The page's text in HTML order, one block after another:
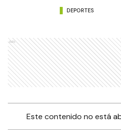
DEPORTES
Ads
Este contenido no está